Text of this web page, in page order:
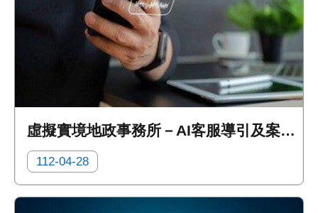
虛擬實境地政事務所－AI客服導引及案件填寫教學
112-04-28